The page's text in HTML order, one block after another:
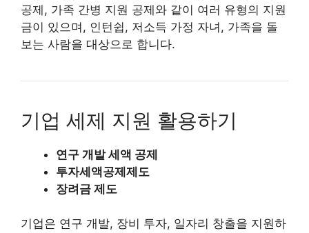
공제, 가족 간병 지원 공제와 같이 여러 유형의 지원
금이 있으며, 인턴쉽, 저소득 가정 자녀, 가족을 돌
보는 사람을 대상으로 합니다.
기업 세제 지원 활용하기
연구 개발 세액 공제
투자세액공제제도
장려금 제도
기업은 연구 개발, 장비 투자, 일자리 창출을 지원하